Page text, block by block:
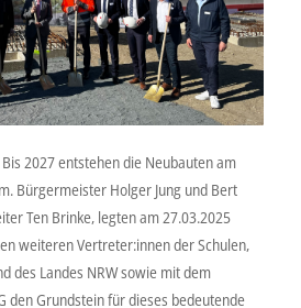
2027 entstehen die Neubauten am
Bürgermeister Holger Jung und Bert
Ten Brinke, legten am 27.03.2025
weiteren Vertreter:innen der Schulen,
des Landes NRW sowie mit dem
den Grundstein für dieses bedeutende